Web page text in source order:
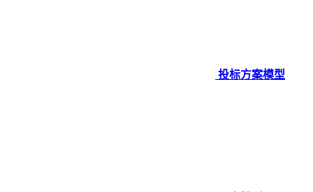
投标方案模型